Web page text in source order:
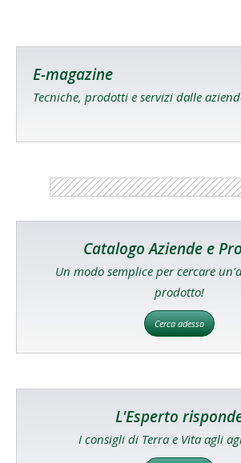
E-magazine
Tecniche, prodotti e servizi dalle
Catalogo Aziende e
Un modo semplice per cercare
prodotto!
Cerca adesso
L'Esperto
I consigli di Terra e Vita agli